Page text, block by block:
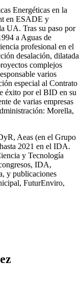
Energéticas en la
en ESADE y
UA. Tras su paso por
a Aguas de
profesional en el
desalación, dilatada
complejos
varios
especial al Contrato
éxito por el BID en su
de varias empresas
Morella,
Aeas (en el Grupo
2021 en el IDA.
y Tecnología
IDA,
y publicaciones
FuturEnviro,